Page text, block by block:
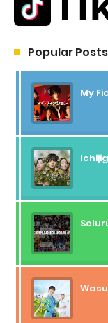
Popular
My